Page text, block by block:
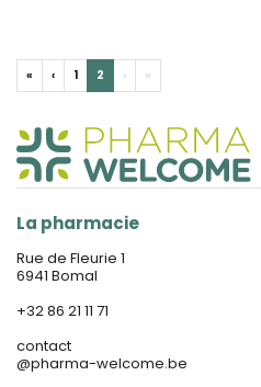
« ‹ 1 2 › »
La pharmacie
Rue de Fleurie 1
6941 Bomal
+32 86 21 11 71
contact
@pharma-welcome.be